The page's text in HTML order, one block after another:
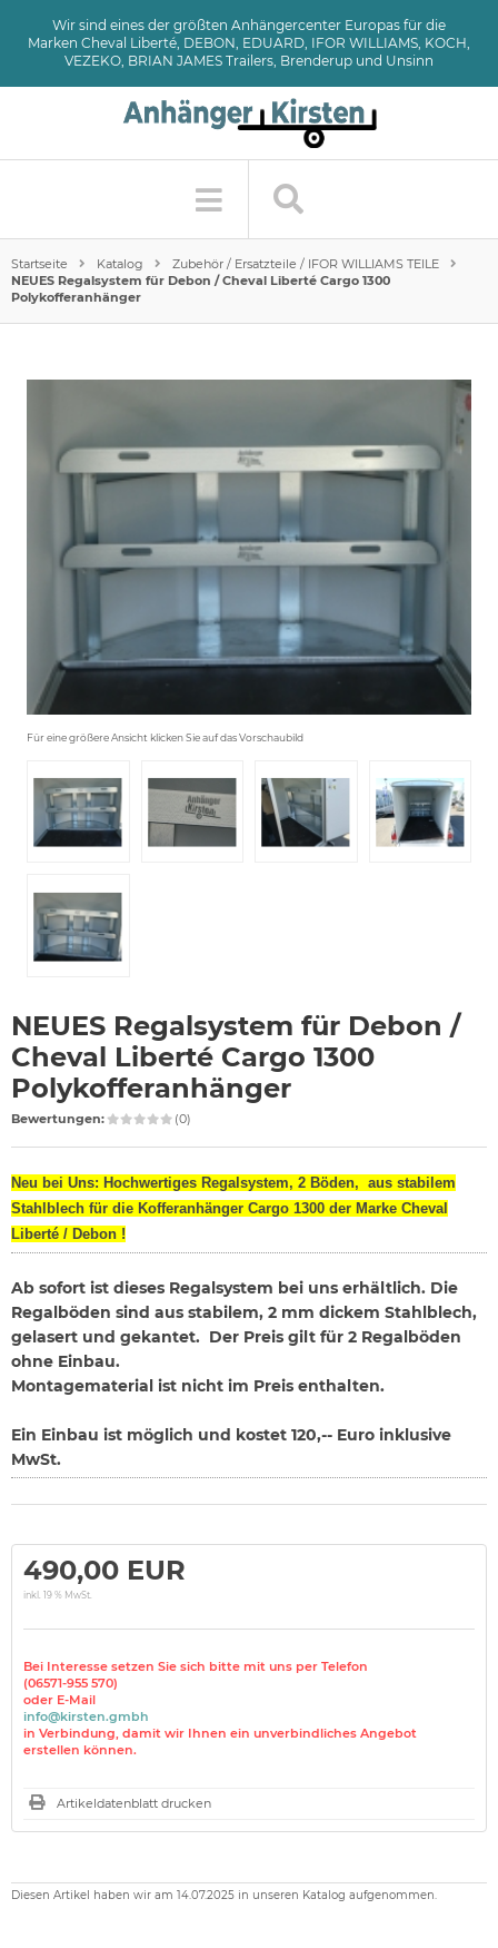
Wir sind eines der größten Anhängercenter Europas für die
Marken Cheval Liberté, DEBON, EDUARD, IFOR WILLIAMS, KOCH,
VEZEKO, BRIAN JAMES Trailers, Brenderup und Unsinn
Startseite Katalog
Zubehör / Ersatzteile / IFOR WILLIAMS TEILE
NEUES Regalsystem für Debon / Cheval Liberté Cargo 1300
Polykofferanhänger
Für eine größere Ansicht klicken Sie auf das Vorschaubild
NEUES Regalsystem für Debon /
Cheval Liberté Cargo 1300
Polykofferanhänger
Bewertungen: (0)
Neu bei Uns: Hochwertiges Regalsystem, 2 Böden, aus stabilem
Stahlblech für die Kofferanhänger Cargo 1300 der Marke Cheval
Liberté / Debon !
Ab sofort ist dieses Regalsystem bei uns erhältlich. Die
Regalböden sind aus stabilem, 2 mm dickem Stahlblech,
gelasert und gekantet. Der Preis gilt für 2 Regalböden
ohne Einbau.
Montagematerial ist nicht im Preis enthalten.
Ein Einbau ist möglich und kostet 120,-- Euro inklusive
MwSt.
490,00 EUR
inkl. 19 % MwSt.
Bei Interesse setzen Sie sich bitte mit uns per Telefon
(06571-955 570)
oder E-Mail
info@kirsten.gmbh
in Verbindung, damit wir Ihnen ein unverbindliches Angebot
erstellen können.
Artikeldatenblatt drucken
Diesen Artikel haben wir am 14.07.2025 in unseren Katalog aufgenommen.